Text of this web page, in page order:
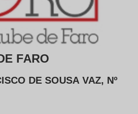
FARO
DE SOUSA VAZ, Nº